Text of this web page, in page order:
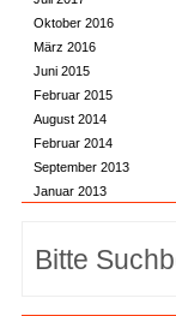
Oktober 2016
März 2016
Juni 2015
Februar 2015
August 2014
Februar 2014
September 2013
Januar 2013